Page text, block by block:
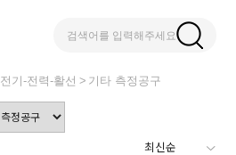
검색어를 입력해주세요
전기-전력-활선 기타 측정공구